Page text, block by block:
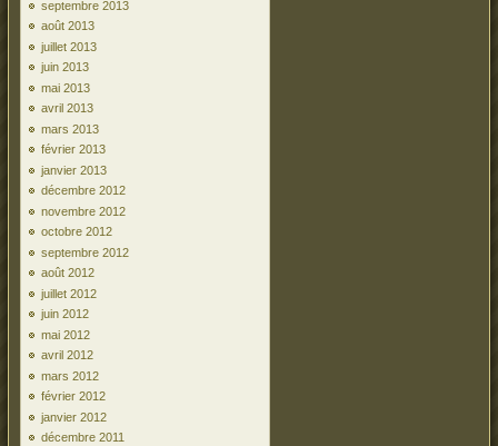
septembre 2013
août 2013
juillet 2013
juin 2013
mai 2013
avril 2013
mars 2013
février 2013
janvier 2013
décembre 2012
novembre 2012
octobre 2012
septembre 2012
août 2012
juillet 2012
juin 2012
mai 2012
avril 2012
mars 2012
février 2012
janvier 2012
décembre 2011